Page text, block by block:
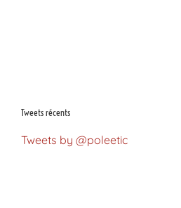
Tweets récents
Tweets by @poleetic